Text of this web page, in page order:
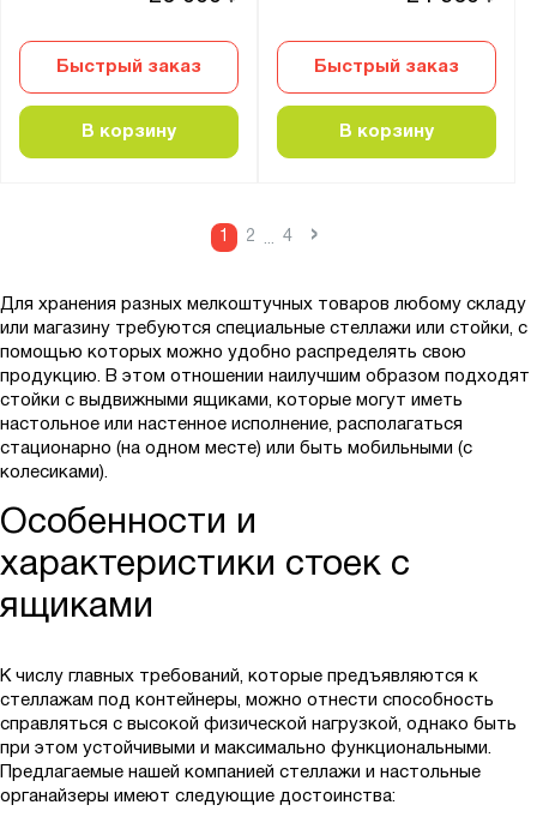
Быстрый заказ
В корзину
Быстрый заказ
В корзину
1 2 ... 4 ›
Для хранения разных мелкоштучных товаров любому складу
или магазину требуются специальные стеллажи или стойки, с
помощью которых можно удобно распределять свою
продукцию. В этом отношении наилучшим образом подходят
стойки с выдвижными ящиками, которые могут иметь
настольное или настенное исполнение, располагаться
стационарно (на одном месте) или быть мобильными (с
колесиками).
Особенности и
характеристики стоек с
ящиками
К числу главных требований, которые предъявляются к
стеллажам под контейнеры, можно отнести способность
справляться с высокой физической нагрузкой, однако быть
при этом устойчивыми и максимально функциональными.
Предлагаемые нашей компанией стеллажи и настольные
органайзеры имеют следующие достоинства: